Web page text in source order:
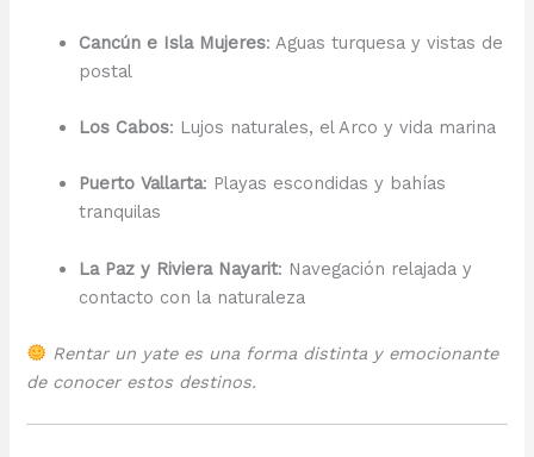
Cancún e Isla Mujeres: Aguas turquesa y vistas de
postal
Los Cabos: Lujos naturales, el Arco y vida marina
Puerto Vallarta: Playas escondidas y bahías
tranquilas
La Paz y Riviera Nayarit: Navegación relajada y
contacto con la naturaleza
Rentar un yate es una forma distinta y emocionante
de conocer estos destinos.